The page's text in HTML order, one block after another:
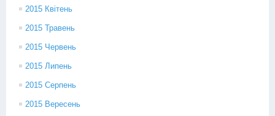
2015 Квітень
2015 Травень
2015 Червень
2015 Липень
2015 Серпень
2015 Вересень